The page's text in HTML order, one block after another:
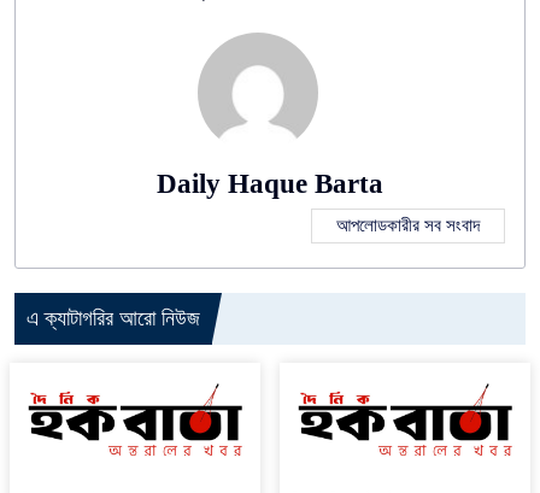
Daily Haque Barta
আপলোডকারীর সব সংবাদ
এ ক্যাটাগরির আরো নিউজ